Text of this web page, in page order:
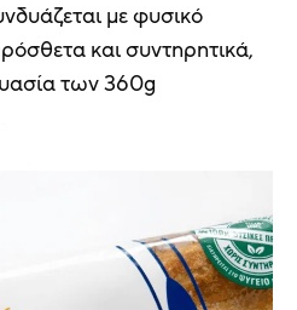
με φυσικό
και συντηρητικά,
των 360g